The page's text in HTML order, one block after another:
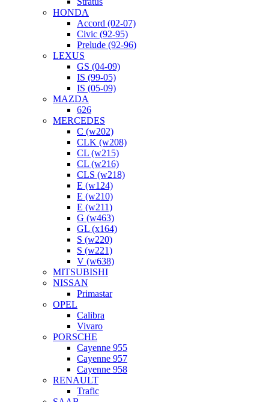
HONDA
Accord (02-07)
Civic (92-95)
Prelude (92-96)
LEXUS
GS (04-09)
IS (99-05)
IS (05-09)
MAZDA
626
MERCEDES
C (w202)
CLK (w208)
CL (w215)
CL (w216)
CLS (w218)
E (w124)
E (w210)
E (w211)
G (w463)
GL (x164)
S (w220)
S (w221)
V (w638)
MITSUBISHI
NISSAN
Primastar
OPEL
Calibra
Vivaro
PORSCHE
Cayenne 955
Cayenne 957
Cayenne 958
RENAULT
Trafic